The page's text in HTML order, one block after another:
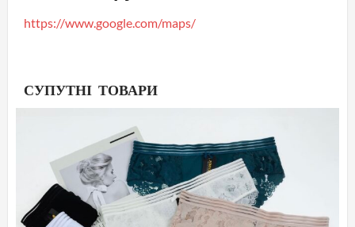
https://www.google.com/maps/
СУПУТНІ ТОВАРИ